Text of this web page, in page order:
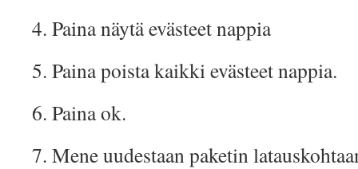
4. Paina näytä evästeet nappia
5. Paina poista kaikki evästeet nappia.
6. Paina ok.
7. Mene uudestaan paketin